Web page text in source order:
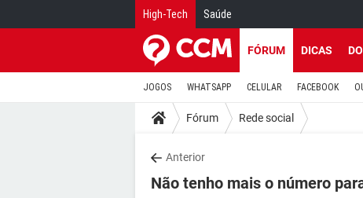
High-Tech Saúde
FÓRUM DICAS
JOGOS WHATSAPP CELULAR FACEBOOK
Fórum Rede social
Anterior
Não tenho mais o número